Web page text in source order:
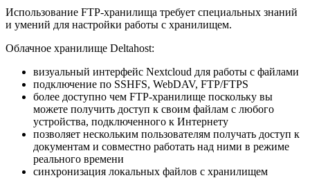
Использование FTP-хранилища требует специальных знаний
и умений для настройки работы с хранилищем.
Облачное хранилище Deltahost:
визуальный интерфейс Nextcloud для работы с файлами
подключение по SSHFS, WebDAV, FTP/FTPS
более доступно чем FTP-хранилище поскольку вы
можете получить доступ к своим файлам с любого
устройства, подключенного к Интернету
позволяет нескольким пользователям получать доступ к
документам и совместно работать над ними в режиме
реального времени
синхронизация локальных файлов с хранилищем